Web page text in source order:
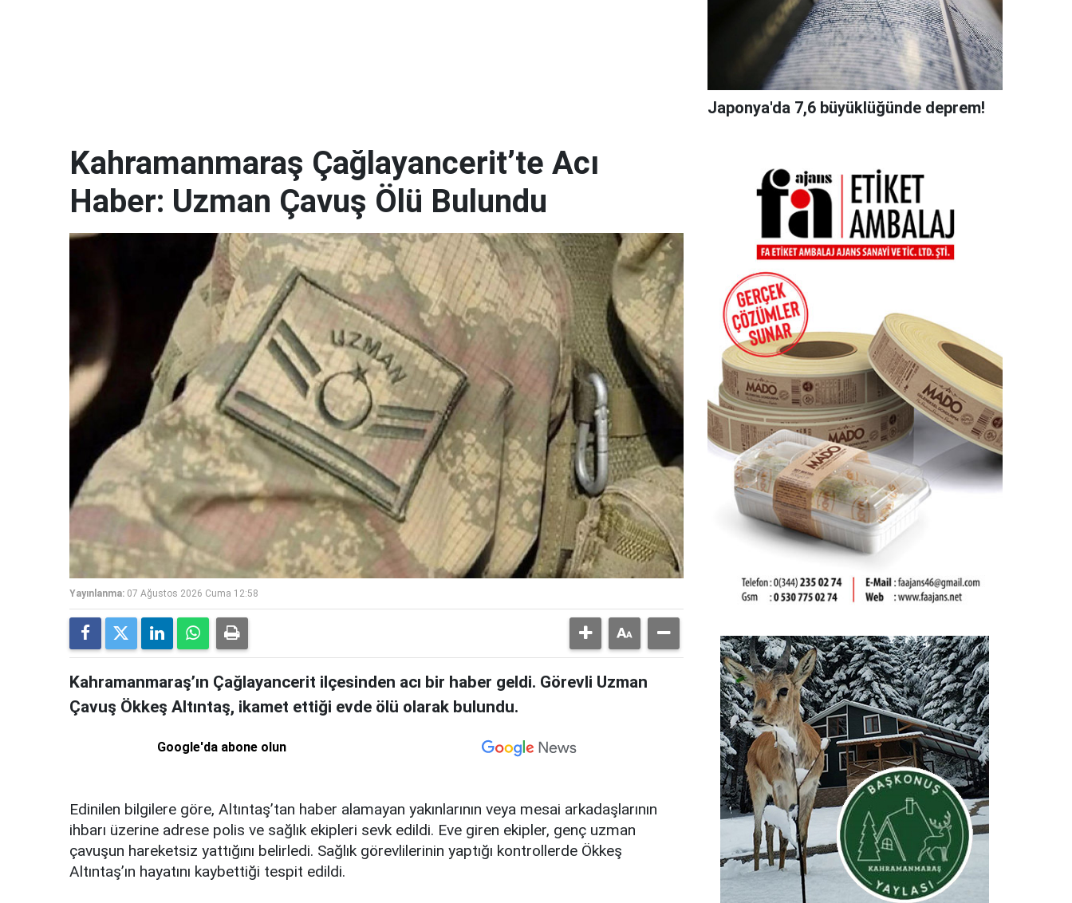
Japonya'da 7,6 büyüklüğünde deprem!
Kahramanmaraş Çağlayancerit’te Acı
Haber: Uzman Çavuş Ölü Bulundu
Yayınlanma: 07 Ağustos 2026 Cuma 12:58
Kahramanmaraş’ın Çağlayancerit ilçesinden acı bir haber geldi. Görevli Uzman
Çavuş Ökkeş Altıntaş, ikamet ettiği evde ölü olarak bulundu.
Google'da abone olun
Edinilen bilgilere göre, Altıntaş’tan haber alamayan yakınlarının veya mesai arkadaşlarının
ihbarı üzerine adrese polis ve sağlık ekipleri sevk edildi. Eve giren ekipler, genç uzman
çavuşun hareketsiz yattığını belirledi. Sağlık görevlilerinin yaptığı kontrollerde Ökkeş
Altıntaş’ın hayatını kaybettiği tespit edildi.